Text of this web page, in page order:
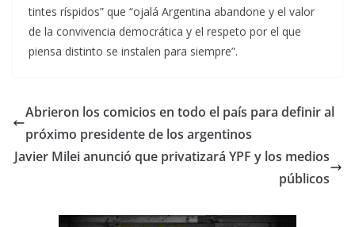
tintes ríspidos” que “ojalá Argentina abandone y el valor
de la convivencia democrática y el respeto por el que
piensa distinto se instalen para siempre”.
Abrieron los comicios en todo el país para definir al
próximo presidente de los argentinos
Javier Milei anunció que privatizará YPF y los medios
públicos